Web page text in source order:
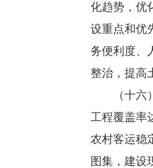
化趋势，优
设重点和优
务便利度、
整治，提高
（十六）
工程覆盖率
农村客运稳
图集，建设